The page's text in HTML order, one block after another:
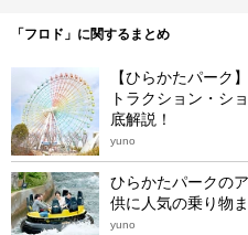
「フロド」に関するまとめ
【ひらかたパーク
トラクション・シ
底解説！
yuno
ひらかたパークの
供に人気の乗り物
yuno